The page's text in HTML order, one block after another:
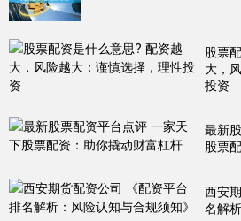
股票
大，
投资
最新
股票
西安
名解